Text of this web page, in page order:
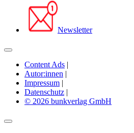
Newsletter
Content Ads |
Autor:innen |
Impressum |
Datenschutz |
© 2026 bunkverlag GmbH